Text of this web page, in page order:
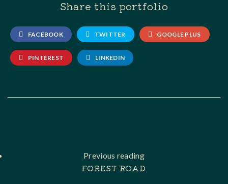
Share this portfolio
FACEBOOK TWITTER GOOGLE PLUS
PINTEREST LINKEDIN
Previous reading
FOREST ROAD